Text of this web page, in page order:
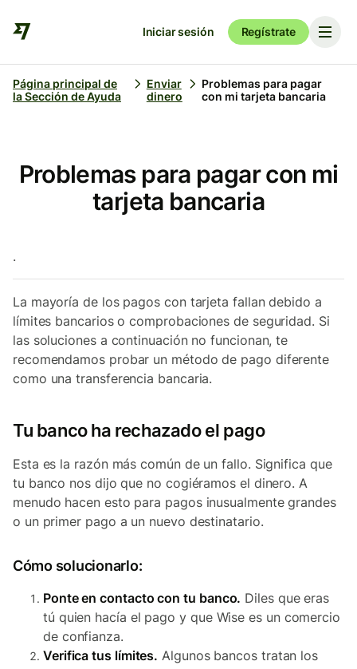
Iniciar sesión Regístrate
Página principal de
la Sección de Ayuda
Enviar
dinero
Problemas para pagar
con mi tarjeta bancaria
Problemas para pagar con mi
tarjeta bancaria
.
La mayoría de los pagos con tarjeta fallan debido a
límites bancarios o comprobaciones de seguridad. Si
las soluciones a continuación no funcionan, te
recomendamos probar un método de pago diferente
como una transferencia bancaria.
Tu banco ha rechazado el pago
Esta es la razón más común de un fallo. Significa que
tu banco nos dijo que no cogiéramos el dinero. A
menudo hacen esto para pagos inusualmente grandes
o un primer pago a un nuevo destinatario.
Cómo solucionarlo:
Ponte en contacto con tu banco. Diles que eras
tú quien hacía el pago y que Wise es un comercio
de confianza.
Verifica tus límites. Algunos bancos tratan los